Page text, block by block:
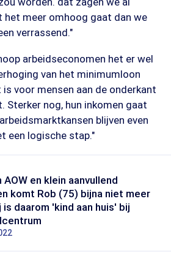
het meer omhoog gaat dan we
verrassend."
arbeidseconomen het er wel
van het minimumloon
voor mensen aan de onderkant
Sterker nog, hun inkomen gaat
blijven even
een logische stap."
AOW en klein aanvullend
komt Rob (75) bijna niet meer
is daarom 'kind aan huis' bij